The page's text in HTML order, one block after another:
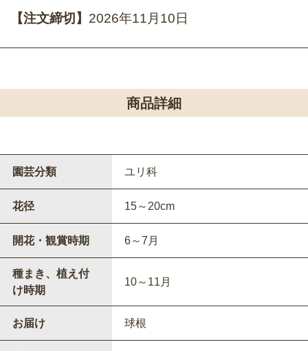
【注文締切】 2026年11月10日
商品詳細
園芸分類 ユリ科
花径 15～20cm
開花・観賞時期 6～7月
種まき、植え付
け時期
10～11月
お届け 球根